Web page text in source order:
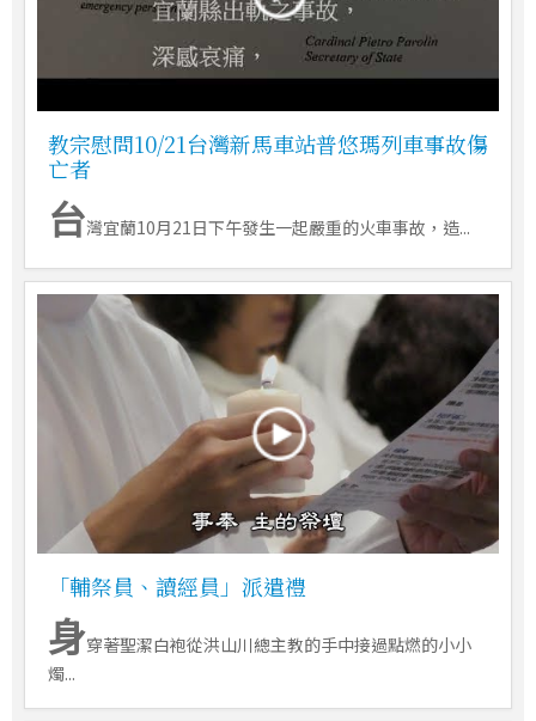
教宗慰問10/21台灣新馬車站普悠瑪列車事故傷
亡者
台灣宜蘭10月21日下午發生一起嚴重的火車事故，造...
「輔祭員、讀經員」派遣禮
身穿著聖潔白袍從洪山川總主教的手中接過點燃的小小
燭...